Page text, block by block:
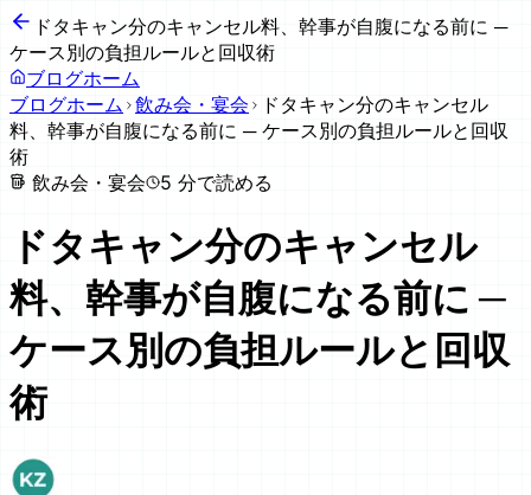
ドタキャン分のキャンセル料、幹事が自腹になる前に ─
ケース別の負担ルールと回収術
ブログホーム
ブログホーム 飲み会・宴会
ドタキャン分のキャンセル
料、幹事が自腹になる前に ─ ケース別の負担ルールと回収
術
飲み会・宴会
5 分で読める
ドタキャン分のキャンセル
料、幹事が自腹になる前に ─
ケース別の負担ルールと回収
術